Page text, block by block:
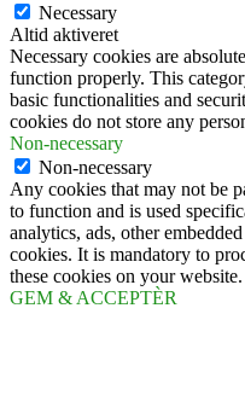
Necessary
Altid aktiveret
Necessary cookies are
function properly. This
basic functionalities and
cookies do not store any
Non-necessary
Non-necessary
Any cookies that may not be
to function and is used
analytics, ads, other
cookies. It is mandatory to
these cookies on your website.
GEM & ACCEPTÈR